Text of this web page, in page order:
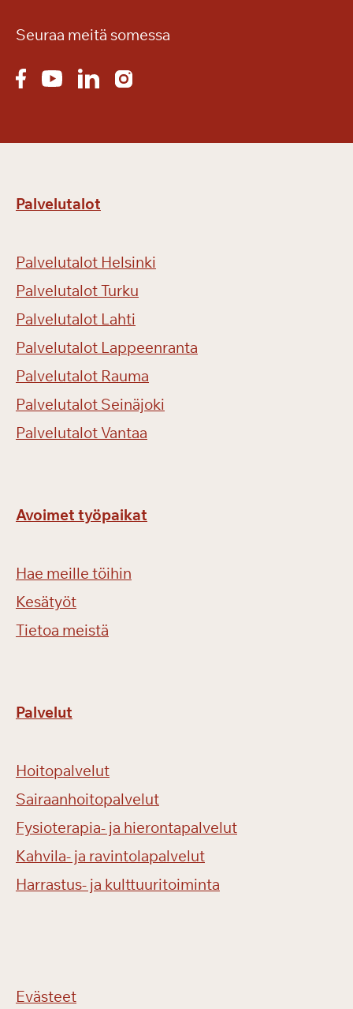
Seuraa meitä somessa
Palvelutalot
Palvelutalot Helsinki
Palvelutalot Turku
Palvelutalot Lahti
Palvelutalot Lappeenranta
Palvelutalot Rauma
Palvelutalot Seinäjoki
Palvelutalot Vantaa
Avoimet työpaikat
Hae meille töihin
Kesätyöt
Tietoa meistä
Palvelut
Hoitopalvelut
Sairaanhoitopalvelut
Fysioterapia- ja hierontapalvelut
Kahvila- ja ravintolapalvelut
Harrastus- ja kulttuuritoiminta
Evästeet